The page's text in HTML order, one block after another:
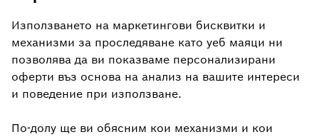
Използването на маркетингови бисквитки и
механизми за проследяване като уеб маяци ни
позволява да ви показваме персонализирани
оферти въз основа на анализ на вашите интереси
и поведение при използване.
По-долу ще ви обясним кои механизми и кои